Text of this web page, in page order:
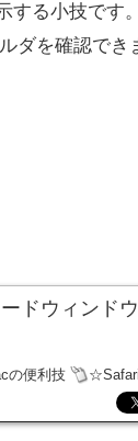
する小技です。
ダを確認でき
ドウィンド
の便利技